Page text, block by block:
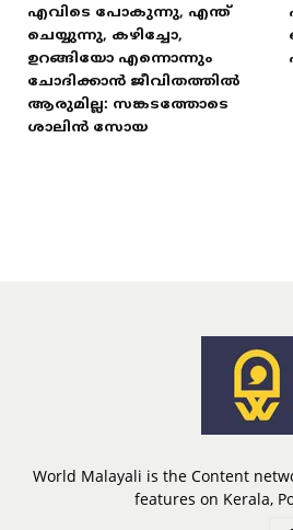
എവിടെ പോകുന്നു, എന്ത്
ചെയ്യുന്നു, കഴിച്ചോ,
ഉറങ്ങിയോ എന്നൊന്നും
ചോദിക്കാൻ ജീവിതത്തിൽ
ആരുമില്ല: സങ്കടത്തോടെ
ശാലിൻ സോയ
World Malayali is the Content
features on Kerala,